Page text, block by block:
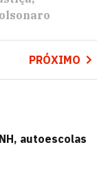
PRÓXIMO
autoescolas